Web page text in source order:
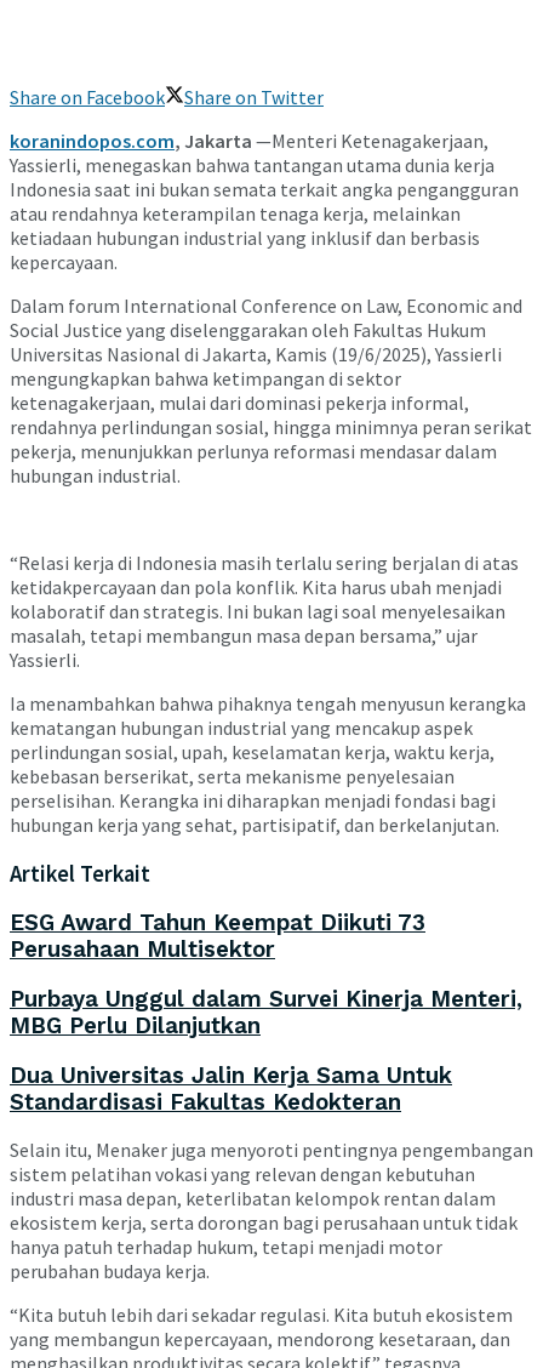
Share on Facebook
Share on Twitter
koranindopos.com, Jakarta —Menteri Ketenagakerjaan,
Yassierli, menegaskan bahwa tantangan utama dunia kerja
Indonesia saat ini bukan semata terkait angka pengangguran
atau rendahnya keterampilan tenaga kerja, melainkan
ketiadaan hubungan industrial yang inklusif dan berbasis
kepercayaan.
Dalam forum International Conference on Law, Economic and
Social Justice yang diselenggarakan oleh Fakultas Hukum
Universitas Nasional di Jakarta, Kamis (19/6/2025), Yassierli
mengungkapkan bahwa ketimpangan di sektor
ketenagakerjaan, mulai dari dominasi pekerja informal,
rendahnya perlindungan sosial, hingga minimnya peran serikat
pekerja, menunjukkan perlunya reformasi mendasar dalam
hubungan industrial.
“Relasi kerja di Indonesia masih terlalu sering berjalan di atas
ketidakpercayaan dan pola konflik. Kita harus ubah menjadi
kolaboratif dan strategis. Ini bukan lagi soal menyelesaikan
masalah, tetapi membangun masa depan bersama,” ujar
Yassierli.
Ia menambahkan bahwa pihaknya tengah menyusun kerangka
kematangan hubungan industrial yang mencakup aspek
perlindungan sosial, upah, keselamatan kerja, waktu kerja,
kebebasan berserikat, serta mekanisme penyelesaian
perselisihan. Kerangka ini diharapkan menjadi fondasi bagi
hubungan kerja yang sehat, partisipatif, dan berkelanjutan.
Artikel Terkait
ESG Award Tahun Keempat Diikuti 73
Perusahaan Multisektor
Purbaya Unggul dalam Survei Kinerja Menteri,
MBG Perlu Dilanjutkan
Dua Universitas Jalin Kerja Sama Untuk
Standardisasi Fakultas Kedokteran
Selain itu, Menaker juga menyoroti pentingnya pengembangan
sistem pelatihan vokasi yang relevan dengan kebutuhan
industri masa depan, keterlibatan kelompok rentan dalam
ekosistem kerja, serta dorongan bagi perusahaan untuk tidak
hanya patuh terhadap hukum, tetapi menjadi motor
perubahan budaya kerja.
“Kita butuh lebih dari sekadar regulasi. Kita butuh ekosistem
yang membangun kepercayaan, mendorong kesetaraan, dan